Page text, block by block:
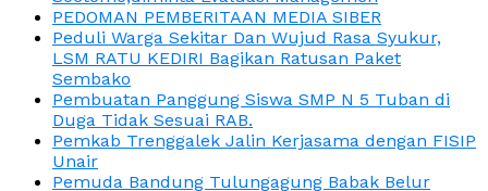
PEDOMAN PEMBERITAAN MEDIA SIBER
Peduli Warga Sekitar Dan Wujud Rasa Syukur,
LSM RATU KEDIRI Bagikan Ratusan Paket
Sembako
Pembuatan Panggung Siswa SMP N 5 Tuban di
Duga Tidak Sesuai RAB.
Pemkab Trenggalek Jalin Kerjasama dengan FISIP
Unair
Pemuda Bandung Tulungagung Babak Belur